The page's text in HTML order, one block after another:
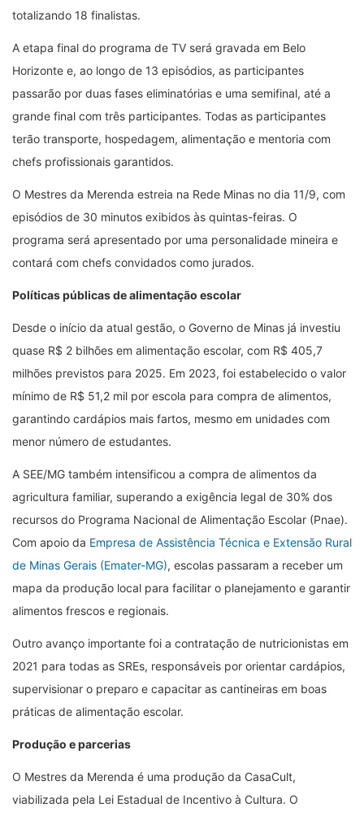
totalizando 18 finalistas.
A etapa final do programa de TV será gravada em Belo
Horizonte e, ao longo de 13 episódios, as participantes
passarão por duas fases eliminatórias e uma semifinal, até a
grande final com três participantes. Todas as participantes
terão transporte, hospedagem, alimentação e mentoria com
chefs profissionais garantidos.
O Mestres da Merenda estreia na Rede Minas no dia 11/9, com
episódios de 30 minutos exibidos às quintas-feiras. O
programa será apresentado por uma personalidade mineira e
contará com chefs convidados como jurados.
Políticas públicas de alimentação escolar
Desde o início da atual gestão, o Governo de Minas já investiu
quase R$ 2 bilhões em alimentação escolar, com R$ 405,7
milhões previstos para 2025. Em 2023, foi estabelecido o valor
mínimo de R$ 51,2 mil por escola para compra de alimentos,
garantindo cardápios mais fartos, mesmo em unidades com
menor número de estudantes.
A SEE/MG também intensificou a compra de alimentos da
agricultura familiar, superando a exigência legal de 30% dos
recursos do Programa Nacional de Alimentação Escolar (Pnae).
Com apoio da Empresa de Assistência Técnica e Extensão Rural
de Minas Gerais (Emater-MG), escolas passaram a receber um
mapa da produção local para facilitar o planejamento e garantir
alimentos frescos e regionais.
Outro avanço importante foi a contratação de nutricionistas em
2021 para todas as SREs, responsáveis por orientar cardápios,
supervisionar o preparo e capacitar as cantineiras em boas
práticas de alimentação escolar.
Produção e parcerias
O Mestres da Merenda é uma produção da CasaCult,
viabilizada pela Lei Estadual de Incentivo à Cultura. O